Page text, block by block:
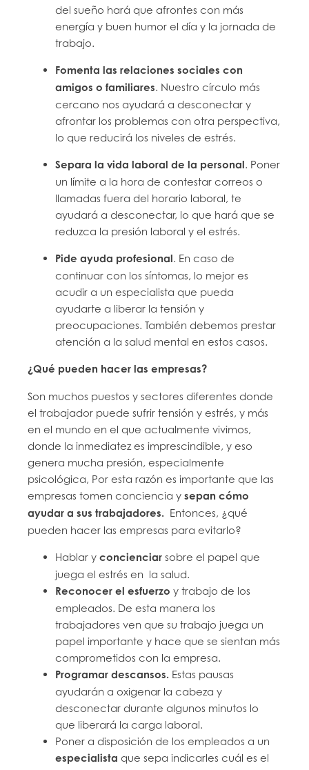
del sueño hará que afrontes con más
energía y buen humor el día y la jornada de
trabajo.
Fomenta las relaciones sociales con
amigos o familiares. Nuestro círculo más
cercano nos ayudará a desconectar y
afrontar los problemas con otra perspectiva,
lo que reducirá los niveles de estrés.
Separa la vida laboral de la personal. Poner
un límite a la hora de contestar correos o
llamadas fuera del horario laboral, te
ayudará a desconectar, lo que hará que se
reduzca la presión laboral y el estrés.
Pide ayuda profesional. En caso de
continuar con los síntomas, lo mejor es
acudir a un especialista que pueda
ayudarte a liberar la tensión y
preocupaciones. También debemos prestar
atención a la salud mental en estos casos.
¿Qué pueden hacer las empresas?
Son muchos puestos y sectores diferentes donde
el trabajador puede sufrir tensión y estrés, y más
en el mundo en el que actualmente vivimos,
donde la inmediatez es imprescindible, y eso
genera mucha presión, especialmente
psicológica, Por esta razón es importante que las
empresas tomen conciencia ysepan cómo
ayudar a sus trabajadores. Entonces, ¿qué
pueden hacer las empresas para evitarlo?
Hablar yconcienciarsobre el papel que
juega el estrés en la salud.
Reconocer el esfuerzo y trabajo de los
empleados. De esta manera los
trabajadores ven que su trabajo juega un
papel importante y hace que se sientan más
comprometidos con la empresa.
Programar descansos. Estas pausas
ayudarán a oxigenar la cabeza y
desconectar durante algunos minutos lo
que liberará la carga laboral.
Poner a disposición de los empleados a un
especialista que sepa indicarles cuál es el